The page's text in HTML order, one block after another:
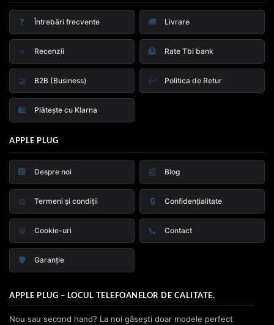
❓ Întrebări frecvente 🚚 Livrare
⭐ Recenzii 🏦 Rate Tbi bank
🤝 B2B (Business) ↩️ Politica de Retur
🛍️ Plătește cu Klarna
APPLE PLUG
🏢 Despre noi 📰 Blog
⚖️ Termeni și condiții 🔒 Confidențialitate
🍪 Cookie-uri 📞 Contact
🛡️ Garanție
APPLE PLUG – LOCUL TELEFOANELOR DE CALITATE.
Nou sau second hand? La noi găsești doar modele perfect